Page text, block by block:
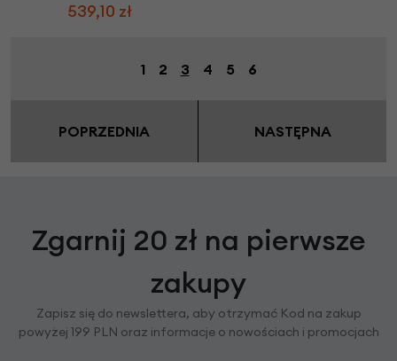
539,10 zł
POPRZEDNIA
1 2 3 4 5 6
NASTĘPNA
Zgarnij 20 zł na pierwsze
zakupy
Zapisz się do newslettera, aby otrzymać Kod na zakup
powyżej 199 PLN oraz informacje o nowościach i promocjach